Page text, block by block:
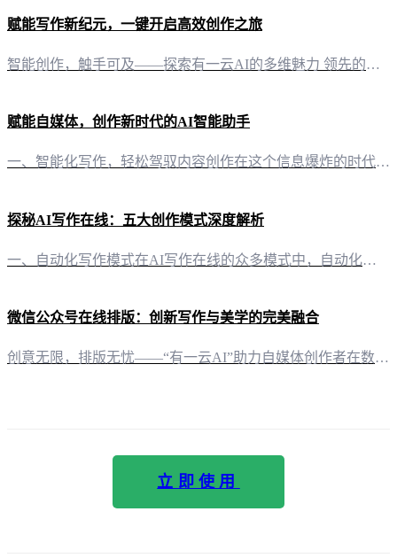
赋能写作新纪元，一键开启高效创作之旅
智能创作，触手可及——探索有一云AI的多维魅力 领先的AI智能写作助手，让灵感与效率同行在数字化浪潮中，内容创作已成为信息传播的基石。有一云AI，作为一款创新型AI智能写作+排版软件，致力于为自媒体创作者带来前沿的AI技术服务，实现创作需求的自动化，开启写作新纪元。 内容排版，千变万化——打造个性化视觉盛宴内容的美观与否，往往决定着读者第一眼的感受。有一云AI在内容排版方面，提供包含标题、内容、
赋能自媒体，创作新时代的AI智能助手
一、智能化写作，轻松驾驭内容创作在这个信息爆炸的时代，内容创作已成为自媒体运营的核心。而“有一云AI”正是应运而生，为自媒体创作者提供了一站式AI智能写作+排版服务。通过“有一云AI”，创作者可以将大部分创作需求AI自动化，极大地提升了工作效率。 二、内容排版，千款装修皮肤，打造个性化风格“有一云AI”在内容排版方面独具匠心，提供了包含标题、内容、图文、分隔、引导五大类数千款装修皮肤。这些皮肤设
探秘AI写作在线：五大创作模式深度解析
一、自动化写作模式在AI写作在线的众多模式中，自动化写作无疑是效率与便捷的代名词。仅需输入一个主题或关键词，“有一云AI”便能迅速捕捉灵感，自动生成一篇结构完整、内容丰富的文章。这种模式适用于那些需要快速产出内容的场景，如自媒体运营、内容营销等。 二、智能辅助写作模式对于有一定写作基础的用户，智能辅助写作模式则更胜一筹。它不仅可以提供文章的框架建议，还能在用户写作过程中实时给出词汇、句式、段落调
微信公众号在线排版：创新写作与美学的完美融合
创意无限，排版无忧——“有一云AI”助力自媒体创作者在数字时代，内容创作与传播已经成为信息时代的主流。而微信公众号，作为当下最受欢迎的自媒体平台之一，其内容的质量与排版美学直接关系到用户的阅读体验和品牌形象。在这样的背景下，“有一云AI”应运而生，成为自媒体创作者的得力助手。 五大类装修皮肤，打造个性化排版风格“有一云AI”在内容排版方面，独具匠心。它提供了包含标题、内容、图文、分隔、引导五大类
立即使用